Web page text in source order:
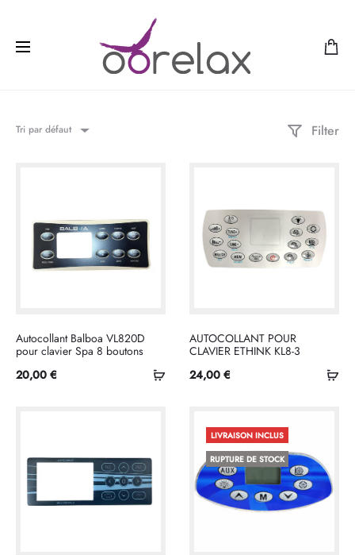
Tri par défaut Filter
Ajouter
Autocollant Balboa VL820D
pour clavier Spa 8 boutons
20,00 €
AUTOCOLLANT POUR
CLAVIER ETHINK KL8-3
24,00 €
LIVRAISON INCLUS
RUPTURE DE STOCK